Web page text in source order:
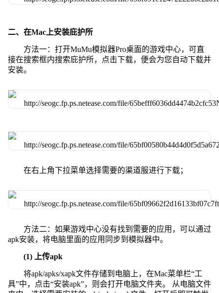
二、在Mac上安装庇护所
方法一：打开MuMu模拟器Pro桌面的游戏中心，可直
接在搜索框内搜索庇护所，点击下载，便会为您自动下载并
安装。
在右上角下拉菜单选择需要的渠道服进行下载；
方法二：如果游戏中心没有找到需要的应用，可以通过
apk安装，将电脑里面的应用同步到模拟器中。
(1) 上传apk
将apk/apks/xapk文件存储到电脑上，在Mac菜单栏“工
具”中，点击“安装apk”，则会打开电脑文件夹。 从电脑文件